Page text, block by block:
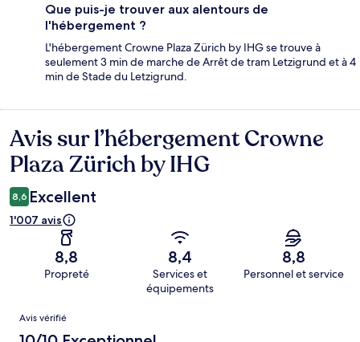
Que puis-je trouver aux alentours de
l'hébergement ?
L'hébergement Crowne Plaza Zürich by IHG se trouve à
seulement 3 min de marche de Arrêt de tram Letzigrund et à 4
min de Stade du Letzigrund.
Avis
Avis sur l’hébergement Crowne
Plaza Zürich by IHG
8,6 Excellent
1'007 avis
8,8
Propreté
8,4
Services et
équipements
8,8
Personnel et service
Avis
Avis vérifié